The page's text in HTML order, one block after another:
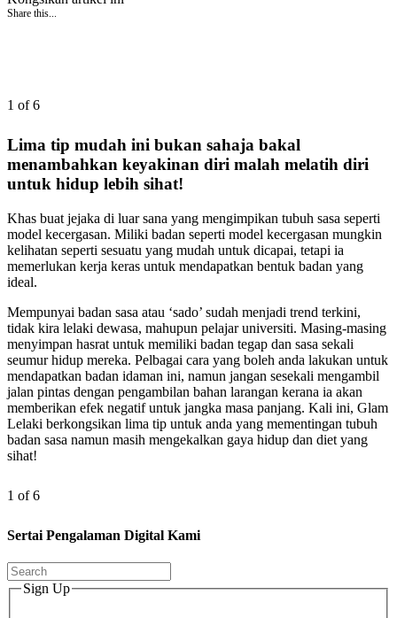
Share this...
1 of 6
Lima tip mudah ini bukan sahaja bakal
menambahkan keyakinan diri malah melatih diri
untuk hidup lebih sihat!
Khas buat jejaka di luar sana yang mengimpikan tubuh sasa seperti
model kecergasan. Miliki badan seperti model kecergasan mungkin
kelihatan seperti sesuatu yang mudah untuk dicapai, tetapi ia
memerlukan kerja keras untuk mendapatkan bentuk badan yang
ideal.
Mempunyai badan sasa atau ‘sado’ sudah menjadi trend terkini,
tidak kira lelaki dewasa, mahupun pelajar universiti. Masing-masing
menyimpan hasrat untuk memiliki badan tegap dan sasa sekali
seumur hidup mereka. Pelbagai cara yang boleh anda lakukan untuk
mendapatkan badan idaman ini, namun jangan sesekali mengambil
jalan pintas dengan pengambilan bahan larangan kerana ia akan
memberikan efek negatif untuk jangka masa panjang. Kali ini, Glam
Lelaki berkongsikan lima tip untuk anda yang mementingan tubuh
badan sasa namun masih mengekalkan gaya hidup dan diet yang
sihat!
1 of 6
Sertai Pengalaman Digital Kami
Sign Up